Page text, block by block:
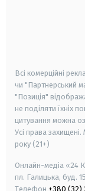
Всі комерційні
чи "Партнерський
"Позиція"
не поділяти їхніх
цитування можна
Усі права захищені.
року (21+)
Онлайн-медіа «24
пл. Галицька, буд.
Телефон +380 (32)